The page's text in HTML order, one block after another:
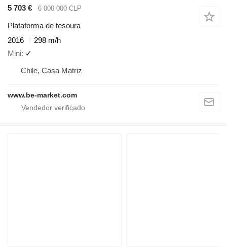
5 703 €
6 000 000 CLP
Plataforma de tesoura
2016
298 m/h
Mini ✓
Chile, Casa Matriz
www.be-market.com